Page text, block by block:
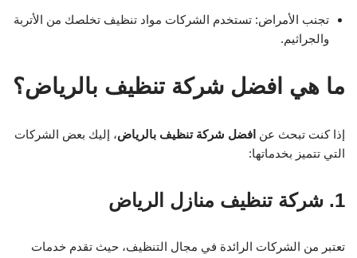
تجنب الأمراض: تستخدم الشركات مواد تنظيف تخلصك من الأتربة
والجراثيم.
ما هي افضل شركة تنظيف بالرياض؟
إذا كنت تبحث عن افضل شركة تنظيف بالرياض، إليك بعض الشركات
التي تتميز بخدماتها:
1. شركة تنظيف منازل الرياض
تعتبر من الشركات الرائدة في مجال التنظيف، حيث تقدم خدمات